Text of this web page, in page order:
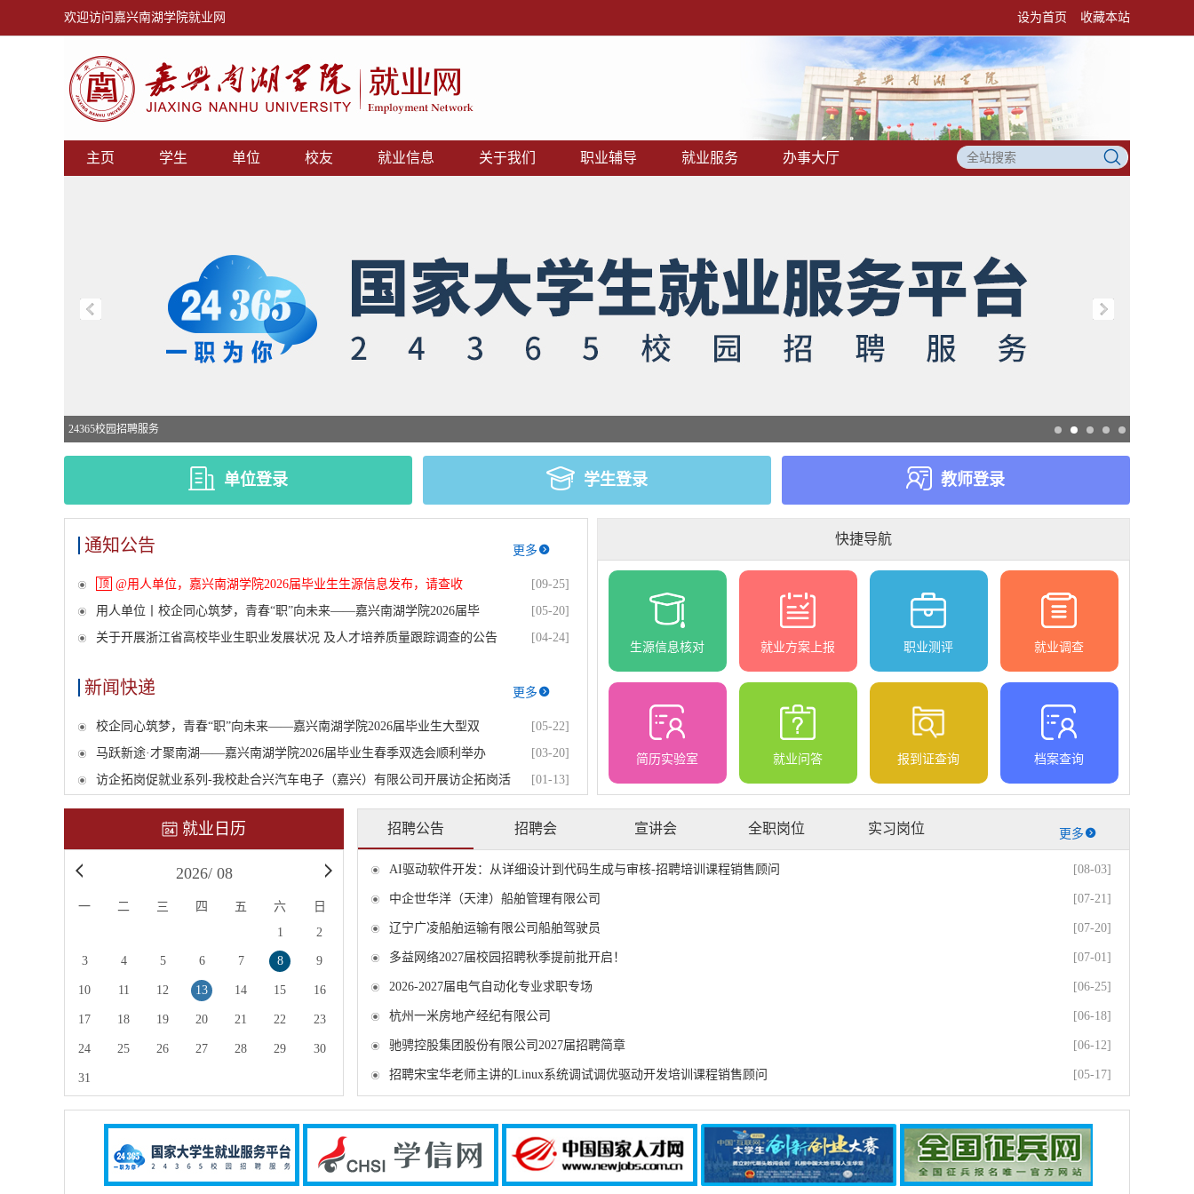
欢迎访问嘉兴南湖学院就业网 设为首页 收藏本站
主页 学生 单位 校友 就业信息 关于我们 职业辅导 就业服务 办事大厅
24365校园招聘服务
单位登录 学生登录 教师登录
更多
通知公告
[09-25]
顶 @用人单位，嘉兴南湖学院2026届毕业生生源信息发布，请查收
[05-20]
用人单位丨校企同心筑梦，青春“职”向未来——嘉兴南湖学院2026届毕
[04-24]
关于开展浙江省高校毕业生职业发展状况 及人才培养质量跟踪调查的公告
更多
新闻快递
[05-22]
校企同心筑梦，青春“职”向未来——嘉兴南湖学院2026届毕业生大型双
[03-20]
马跃新途·才聚南湖——嘉兴南湖学院2026届毕业生春季双选会顺利举办
[01-13]
访企拓岗促就业系列-我校赴合兴汽车电子（嘉兴）有限公司开展访企拓岗活
快捷导航
生源信息核对 就业方案上报 职业测评 就业调查
简历实验室 就业问答 报到证查询 档案查询
就业日历
2026/ 08
一 二 三 四 五 六
日
1
2
3 4 5 6 7 8 9
10 11 12 13 14 15 16
17 18 19 20 21 22 23
24 25 26 27 28 29 30
31
更多
招聘公告 招聘会 宣讲会 全职岗位 实习岗位
[08-03]
AI驱动软件开发：从详细设计到代码生成与审核-招聘培训课程销售顾问
[07-21]
中企世华洋（天津）船舶管理有限公司
[07-20]
辽宁广凌船舶运输有限公司船舶驾驶员
[07-01]
多益网络2027届校园招聘秋季提前批开启！
[06-25]
2026-2027届电气自动化专业求职专场
[06-18]
杭州一米房地产经纪有限公司
[06-12]
驰骋控股集团股份有限公司2027届招聘简章
[05-17]
招聘宋宝华老师主讲的Linux系统调试调优驱动开发培训课程销售顾问
[05-06]